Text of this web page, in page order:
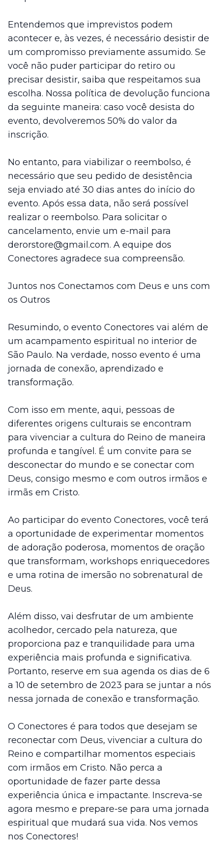
Entendemos que imprevistos podem
acontecer e, às vezes, é necessário desistir de
um compromisso previamente assumido. Se
você não puder participar do retiro ou
precisar desistir, saiba que respeitamos sua
escolha. Nossa política de devolução funciona
da seguinte maneira: caso você desista do
evento, devolveremos 50% do valor da
inscrição.
No entanto, para viabilizar o reembolso, é
necessário que seu pedido de desistência
seja enviado até 30 dias antes do início do
evento. Após essa data, não será possível
realizar o reembolso. Para solicitar o
cancelamento, envie um e-mail para
derorstore@gmail.com. A equipe dos
Conectores agradece sua compreensão.
Juntos nos Conectamos com Deus e uns com
os Outros
Resumindo, o evento Conectores vai além de
um acampamento espiritual no interior de
São Paulo. Na verdade, nosso evento é uma
jornada de conexão, aprendizado e
transformação.
Com isso em mente, aqui, pessoas de
diferentes origens culturais se encontram
para vivenciar a cultura do Reino de maneira
profunda e tangível. É um convite para se
desconectar do mundo e se conectar com
Deus, consigo mesmo e com outros irmãos e
irmãs em Cristo.
Ao participar do evento Conectores, você terá
a oportunidade de experimentar momentos
de adoração poderosa, momentos de oração
que transformam, workshops enriquecedores
e uma rotina de imersão no sobrenatural de
Deus.
Além disso, vai desfrutar de um ambiente
acolhedor, cercado pela natureza, que
proporciona paz e tranquilidade para uma
experiência mais profunda e significativa.
Portanto, reserve em sua agenda os dias de 6
a 10 de setembro de 2023 para se juntar a nós
nessa jornada de conexão e transformação.
O Conectores é para todos que desejam se
reconectar com Deus, vivenciar a cultura do
Reino e compartilhar momentos especiais
com irmãos em Cristo. Não perca a
oportunidade de fazer parte dessa
experiência única e impactante. Inscreva-se
agora mesmo e prepare-se para uma jornada
espiritual que mudará sua vida. Nos vemos
nos Conectores!